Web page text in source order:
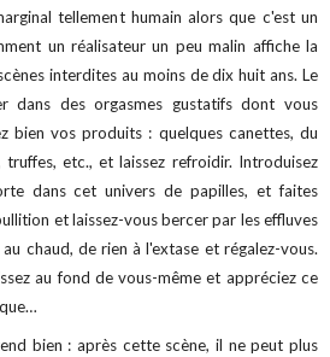
tellement humain alors que c'est un
un réalisateur un peu malin affiche la
interdites au moins de dix huit ans. Le
dans des orgasmes gustatifs dont vous
bien vos produits : quelques canettes, du
truffes, etc., et laissez refroidir. Introduisez
dans cet univers de papilles, et faites
et laissez-vous bercer par les effluves
chaud, de rien à l'extase et régalez-vous.
au fond de vous-même et appréciez ce
bien : après cette scène, il ne peut plus